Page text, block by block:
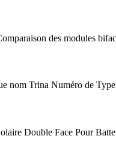
des modules
nom Trina Numéro de
Double Face Pour